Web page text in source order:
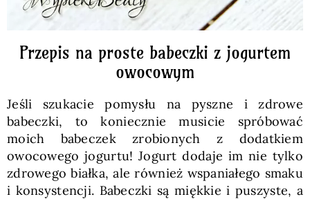
Przepis na proste babeczki z jogurtem
owocowym
Jeśli szukacie pomysłu na pyszne i zdrowe
babeczki, to koniecznie musicie spróbować
moich babeczek zrobionych z dodatkiem
owocowego jogurtu! Jogurt dodaje im nie tylko
zdrowego białka, ale również wspaniałego smaku
i konsystencji. Babeczki są miękkie i puszyste, a